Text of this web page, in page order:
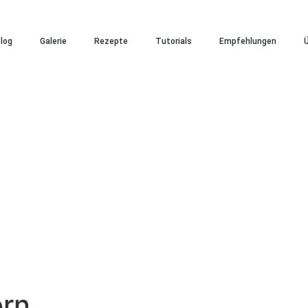
Galerie Rezepte Tutorials Empfehlungen